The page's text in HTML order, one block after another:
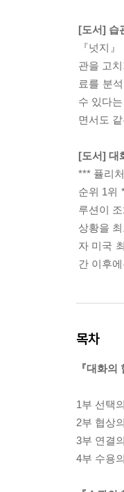
[도서] 습
『넛지
관을 고
료를 분
수 있다
면서도
[도서] 대
*** 퓰리
순위 1위
루션이
상황을
자 미국
간 이후
목차
『대화의
1부 선택
2부 협상
3부 연결
4부 수용